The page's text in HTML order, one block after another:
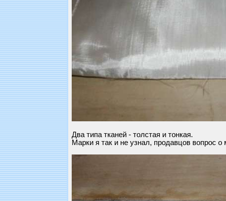
Два типа тканей - толстая и тонкая.
Марки я так и не узнал, продавцов вопрос о